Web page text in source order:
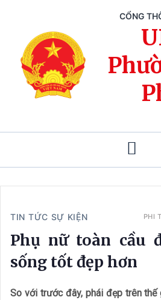
CỔNG
TIN TỨC SỰ KIỆN PHI
Phụ nữ toàn cầu
sống tốt đẹp hơn
So với trước đây, phái đẹp trên